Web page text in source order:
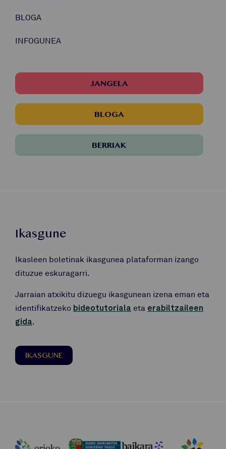
BLOGA
INFOGUNEA
JANGELA
BLOGA
BERRIAK
Ikasgune
Ikasleen boletinak ikasgunea plataforman izango
dituzue eskuragarri.
Jarraian atxikitu dizuegu ikasgunean izena eman eta
identifikatzeko bideotutoriala eta erabiltzaileen
gida.
IKASGUNE